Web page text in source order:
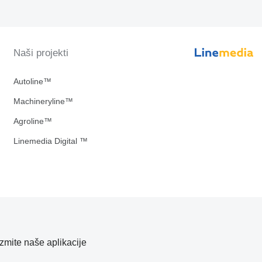
Naši projekti
Autoline™
Machineryline™
Agroline™
Linemedia Digital ™
naše aplikacije